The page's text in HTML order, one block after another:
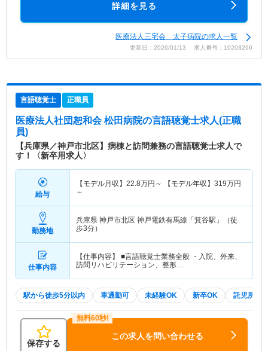
詳細を見る
医療法人三宅会 太子病院の求人一覧
更新日：2026/01/13 求人番号：10203266
言語聴覚士 正職員
医療法人社団恕和会 松田病院の言語聴覚士求人(正職
員)
【兵庫県／神戸市北区】病棟と訪問兼務の言語聴覚士求人で
す！〈新卒用求人〉
給与
【モデル月収】 22.8万円～ 【モデル年収】 319万円
～
勤務地
兵庫県 神戸市北区 神戸電鉄有馬線「箕谷駅」（徒
歩3分）
仕事内容
【仕事内容】 ■言語聴覚士業務全般 ・入院、外来、
訪問リハビリテーション、整形…
駅から徒歩5分以内 車通勤可 未経験OK 新卒OK 託児所・
保存する
この求人を問い合わせる